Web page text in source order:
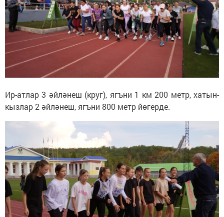
Ир-атлар 3 әйләнеш (круг), ягъни 1 км 200 метр, хатын-
кызлар 2 әйләнеш, ягъни 800 метр йөгерде.